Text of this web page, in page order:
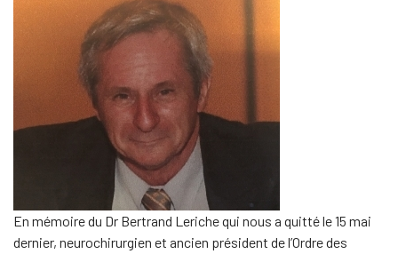
En mémoire du Dr Bertrand Leriche qui nous a quitté le 15 mai
dernier, neurochirurgien et ancien président de l’Ordre des